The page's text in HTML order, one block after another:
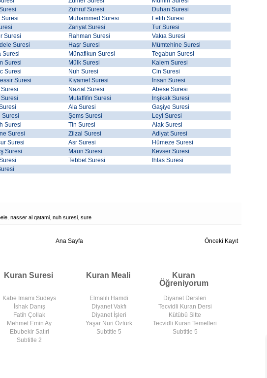
Zuhruf Suresi
Duhan Suresi
Suresi Muhammed Suresi
Fetih Suresi
Zariyat Suresi
Tur Suresi
Suresi Rahman Suresi
Vakıa Suresi
Suresi Haşr Suresi
Mümtehine Suresi
Suresi Münafikun Suresi
Tegabun Suresi
Suresi Mülk Suresi
Kalem Suresi
Suresi Nuh Suresi
Cin Suresi
Suresi Kıyamet Suresi
İnsan Suresi
Naziat Suresi
Abese Suresi
Suresi Mutaffifin Suresi
İnşikak Suresi
Ala Suresi
Gaşiye Suresi
Suresi Şems Suresi
Leyl Suresi
Suresi Tin Suresi
Alak Suresi
Suresi Zilzal Suresi
Adiyat Suresi
Suresi Asr Suresi
Hümeze Suresi
Suresi Maun Suresi
Kevser Suresi
Tebbet Suresi
İhlas Suresi
----
nasser al qatami nuh suresi sure
Önceki Kayıt
Ana Sayfa
Kuran Suresi Kuran Meali
Kuran
Öğreniyorum
Kabe İmamı Sudeys
İshak Danış
Fatih Çollak
Mehmet Emin Ay
Ebubekir Satıri
Subtitle 2
Elmalılı Hamdi
Diyanet Vakfı
Diyanet İşleri
Yaşar Nuri Öztürk
Subtitle 5
Diyanet Dersleri
Tecvidli Kuran Dersi
Kütübü Sitte
Tecvidli Kuran Temelleri
Subtitle 5